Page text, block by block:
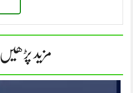
مزید پڑھیں